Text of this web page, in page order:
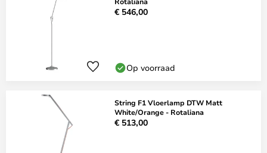
€ 546,00
Op voorraad
String F1 Vloerlamp DTW Matt
White/Orange - Rotaliana
€ 513,00